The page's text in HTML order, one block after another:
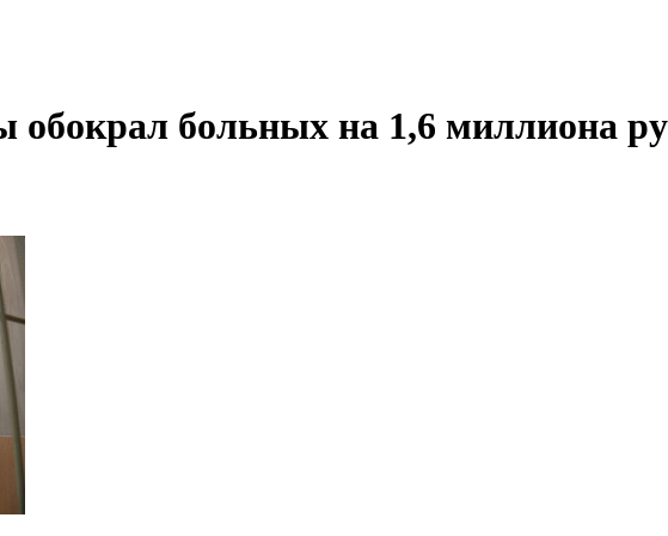
обокрал больных на 1,6 миллиона